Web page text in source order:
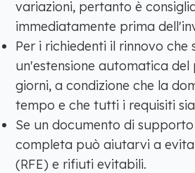
variazioni, pertanto è
immediatamente prima
Per i richiedenti il ​​rinnovo
un'estensione automatica
giorni, a condizione che la
tempo e che tutti i requisiti
Se un documento di
completa può aiutarvi a
(RFE) e rifiuti evitabili.